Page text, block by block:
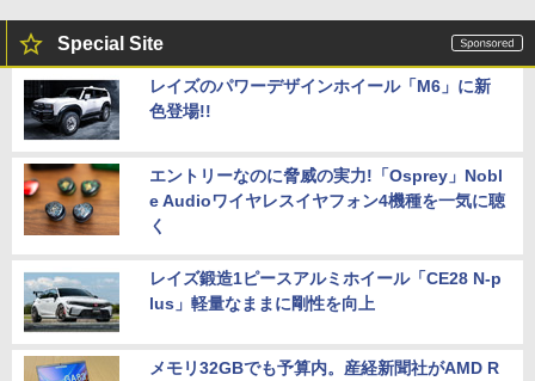
Special Site
レイズのパワーデザインホイール「M6」に新
色登場!!
エントリーなのに脅威の実力!「Osprey」Nobl
e Audioワイヤレスイヤフォン4機種を一気に聴
く
レイズ鍛造1ピースアルミホイール「CE28 N-p
lus」軽量なままに剛性を向上
メモリ32GBでも予算内。産経新聞社がAMD R